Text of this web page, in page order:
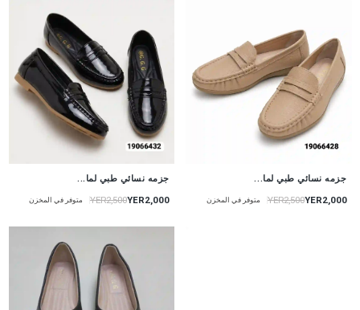
جزمه نسائي طبي لما...
YER2,000
YER2,500 متوفر في المخزن
جزمه نسائي طبي لما...
YER2,000
YER2,500 متوفر في المخزن